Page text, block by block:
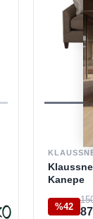
DESTEK
Kanepe
%42